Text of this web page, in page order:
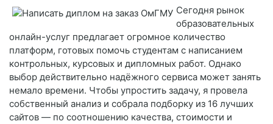
Сегодня рынок
образовательных
онлайн-услуг предлагает огромное количество
платформ, готовых помочь студентам с написанием
контрольных, курсовых и дипломных работ. Однако
выбор действительно надёжного сервиса может занять
немало времени. Чтобы упростить задачу, я провела
собственный анализ и собрала подборку из 16 лучших
сайтов — по соотношению качества, стоимости и